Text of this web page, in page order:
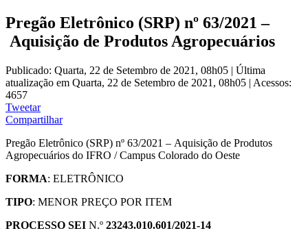
Pregão Eletrônico (SRP) nº 63/2021 –
Aquisição de Produtos Agropecuários
Publicado: Quarta, 22 de Setembro de 2021, 08h05 | Última
atualização em Quarta, 22 de Setembro de 2021, 08h05 | Acessos:
4657
Tweetar
Compartilhar
Pregão Eletrônico (SRP) nº 63/2021 – Aquisição de Produtos
Agropecuários do IFRO / Campus Colorado do Oeste
FORMA: ELETRÔNICO
TIPO: MENOR PREÇO POR ITEM
PROCESSO SEI N.º 23243.010.601/2021-14